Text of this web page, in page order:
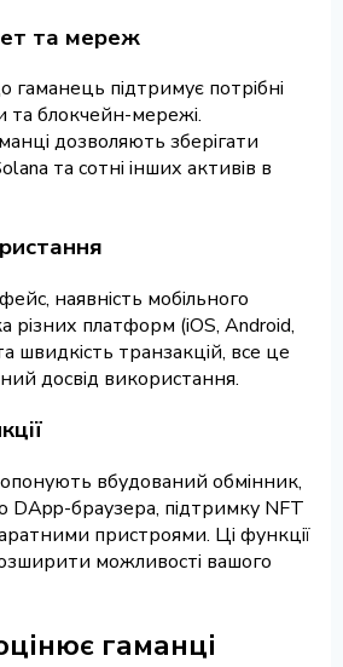
та мереж
підтримує потрібні
блокчейн-мережі.
дозволяють зберігати
та сотні інших активів в
наявність мобільного
різних платформ (iOS, Android,
швидкість транзакцій, все це
досвід використання.
вбудований обмінник,
DApp-браузера, підтримку NFT
пристроями. Ці функції
можливості вашого
гаманці